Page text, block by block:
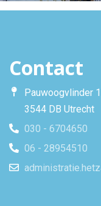
Contact
Pauwoogvlinder
3544 DB Utrecht
030 - 6704650
06 - 28954510